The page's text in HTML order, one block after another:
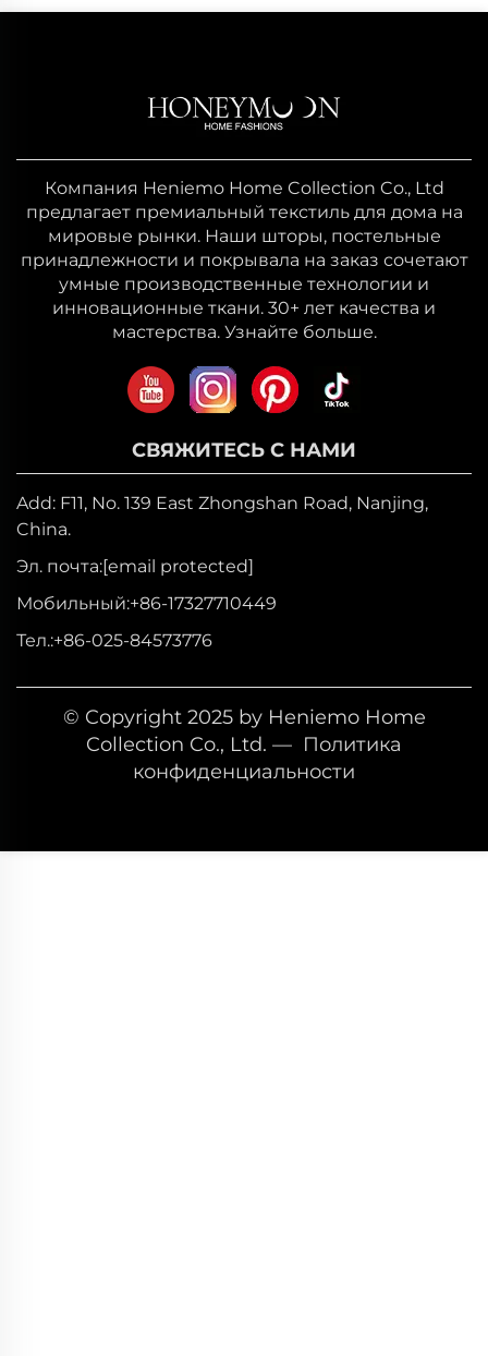
Компания Heniemo Home Collection Co., Ltd
предлагает премиальный текстиль для дома на
мировые рынки. Наши шторы, постельные
принадлежности и покрывала на заказ сочетают
умные производственные технологии и
инновационные ткани. 30+ лет качества и
мастерства. Узнайте больше.
СВЯЖИТЕСЬ С НАМИ
Add: F11, No. 139 East Zhongshan Road, Nanjing,
China.
Эл. почта:[email protected]
Мобильный:+86-17327710449
Тел.:+86-025-84573776
© Copyright 2025 by Heniemo Home
Collection Co., Ltd. — Политика
конфиденциальности